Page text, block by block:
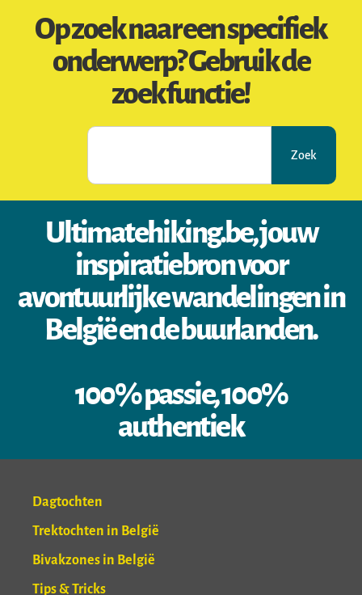
Op zoek naar een specifiek
onderwerp? Gebruik de
zoekfunctie!
Zoek
Ultimatehiking.be, jouw
inspiratiebron voor
avontuurlijke wandelingen in
België en de buurlanden.
100% passie, 100%
authentiek
Dagtochten
Trektochten in België
Bivakzones in België
Tips & Tricks